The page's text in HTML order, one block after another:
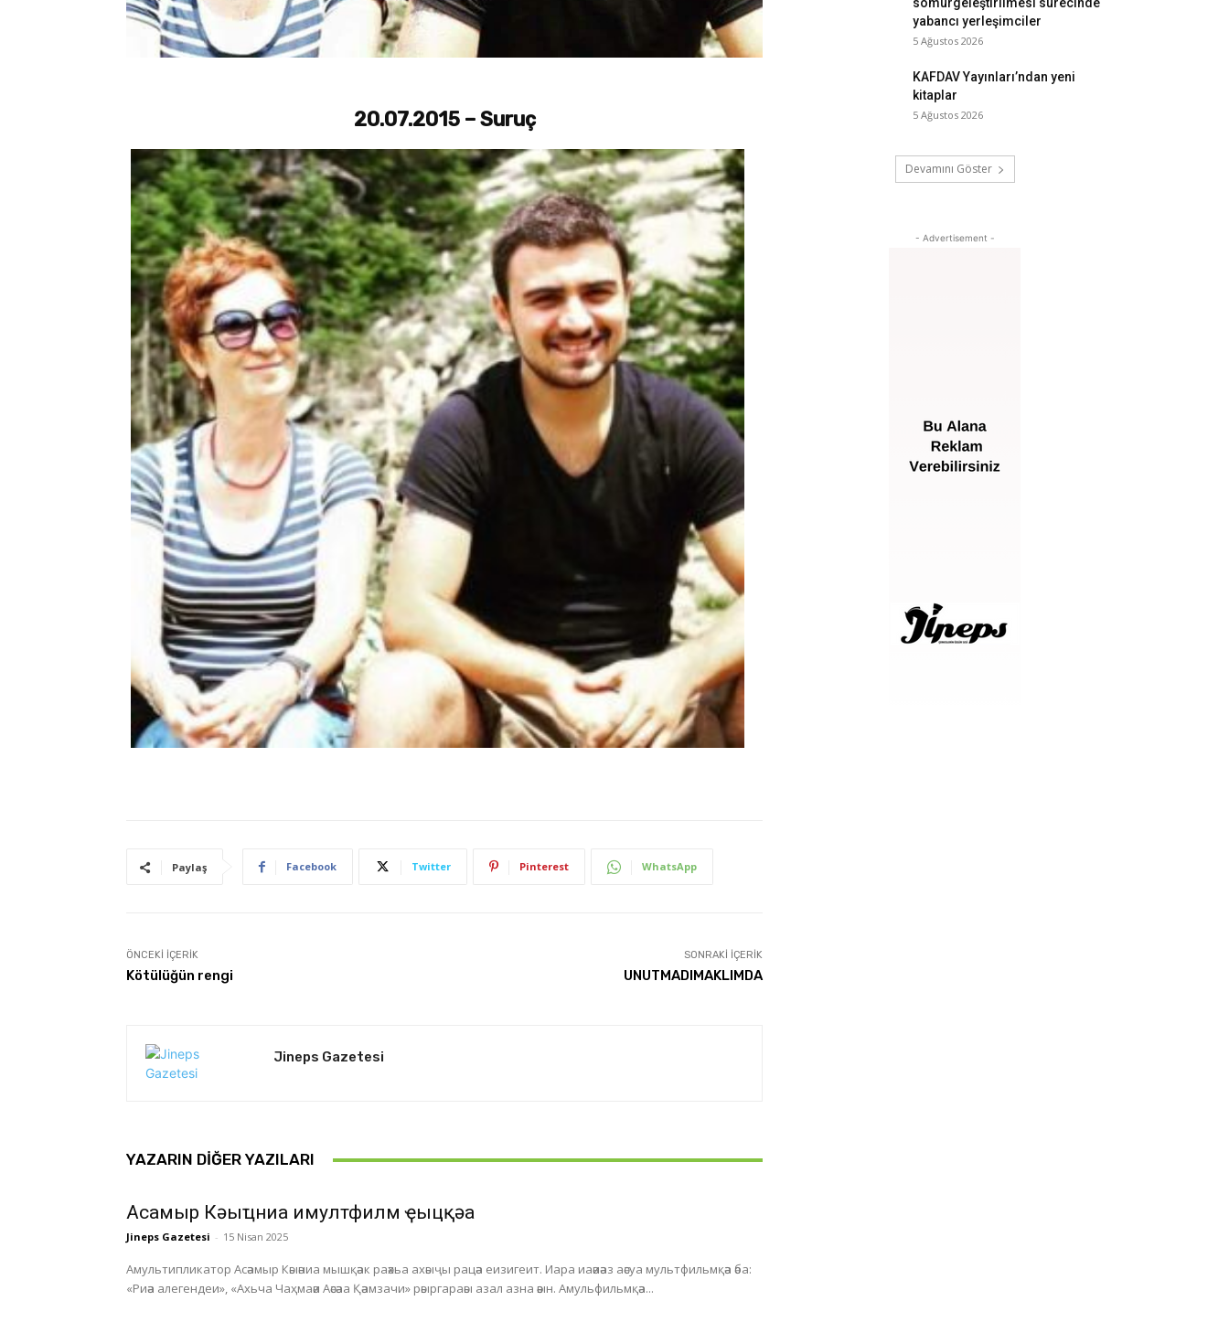
20.07.2015 – Suruç
Paylaş Facebook Twitter Pinterest WhatsApp
ÖNCEKI İÇERIK
Kötülüğün rengi
SONRAKI İÇERIK
UNUTMADIMAKLIMDA
Jineps Gazetesi
YAZARIN DIĞER YAZILARI
Асҭамыр Кәыҵниа имултфилм ҿыцқәа
Jineps Gazetesi - 15 Nisan 2025
Амультипликатор Асәамыр Кәыәниа мышқәак раәхьа ахәыҷы рацәа еизигеит. Иара иаәиәаз аәсуа мультфильмқәа әба:
«Риәа алегендеи», «Ахьча Чаҳмаәи Аәсәаа Қәамзачи» рәыргараәы азал азна әәын. Амульфильмқәа...
yabancı yerleşimciler
5 Ağustos 2026
KAFDAV Yayınları’ndan yeni
kitaplar
5 Ağustos 2026
Devamını Göster
- Advertisement -